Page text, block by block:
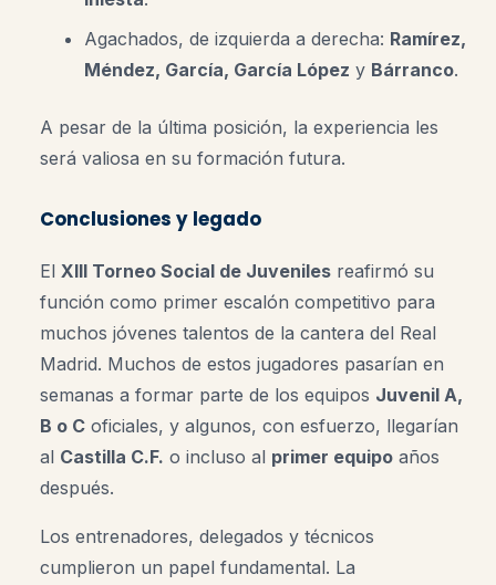
Agachados, de izquierda a derecha: Ramírez,
Méndez, García, García López y Bárranco.
A pesar de la última posición, la experiencia les
será valiosa en su formación futura.
Conclusiones y legado
El XIII Torneo Social de Juveniles reafirmó su
función como primer escalón competitivo para
muchos jóvenes talentos de la cantera del Real
Madrid. Muchos de estos jugadores pasarían en
semanas a formar parte de los equipos Juvenil A,
B o C oficiales, y algunos, con esfuerzo, llegarían
al Castilla C.F. o incluso al primer equipo años
después.
Los entrenadores, delegados y técnicos
cumplieron un papel fundamental. La